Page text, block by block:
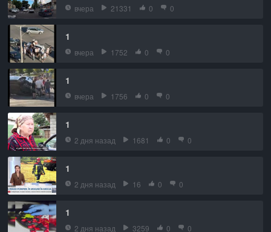
вчера 21331 0 0
1
вчера 1752 0 0
1
вчера 1756 0 0
1
2 дня назад 1681 0 0
1
2 дня назад 16 0 0
1
2 дня назад 3259 0 0